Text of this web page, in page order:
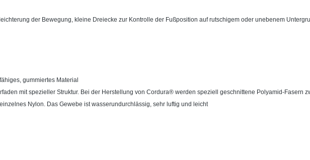
der Bewegung, kleine Dreiecke zur Kontrolle der Fußposition auf rutschigem oder unebenem
gummiertes Material
mit spezieller Struktur. Bei der Herstellung von Cordura® werden speziell geschnittene Polyamid-Fasern
Nylon. Das Gewebe ist wasserundurchlässig, sehr luftig und leicht